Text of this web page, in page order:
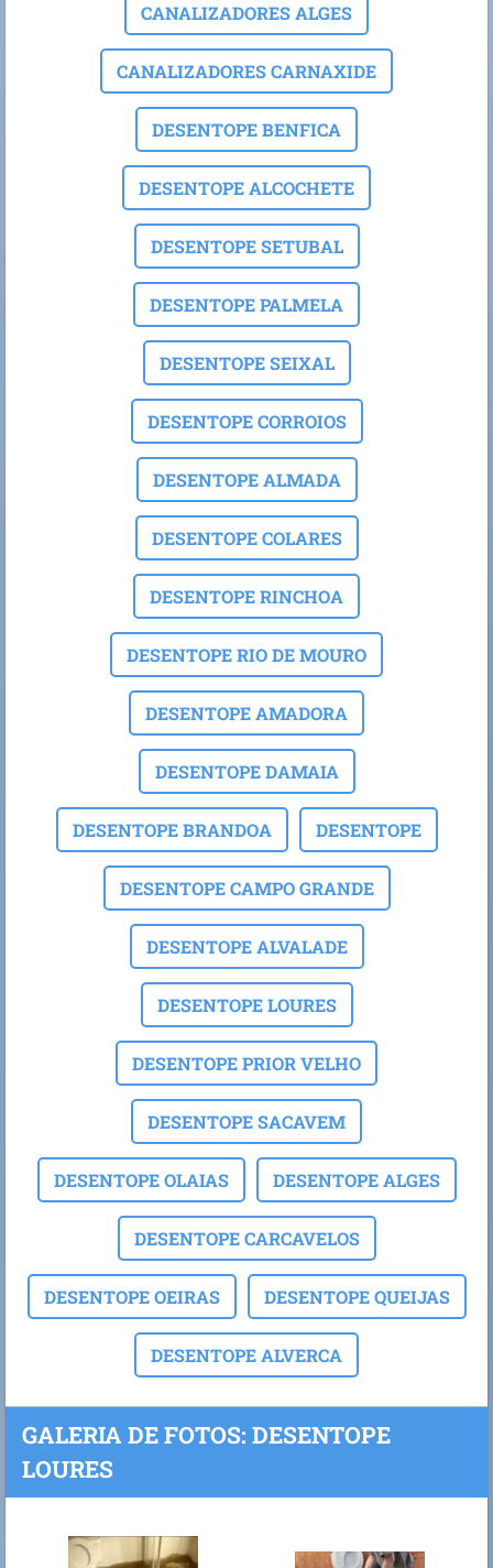
CANALIZADORES ALGES
CANALIZADORES CARNAXIDE
DESENTOPE BENFICA
DESENTOPE ALCOCHETE
DESENTOPE SETUBAL
DESENTOPE PALMELA
DESENTOPE SEIXAL
DESENTOPE CORROIOS
DESENTOPE ALMADA
DESENTOPE COLARES
DESENTOPE RINCHOA
DESENTOPE RIO DE MOURO
DESENTOPE AMADORA
DESENTOPE DAMAIA
DESENTOPE BRANDOA DESENTOPE
DESENTOPE CAMPO GRANDE
DESENTOPE ALVALADE
DESENTOPE LOURES
DESENTOPE PRIOR VELHO
DESENTOPE SACAVEM
DESENTOPE OLAIAS DESENTOPE ALGES
DESENTOPE CARCAVELOS
DESENTOPE OEIRAS DESENTOPE QUEIJAS
DESENTOPE ALVERCA
GALERIA DE FOTOS: DESENTOPE
LOURES